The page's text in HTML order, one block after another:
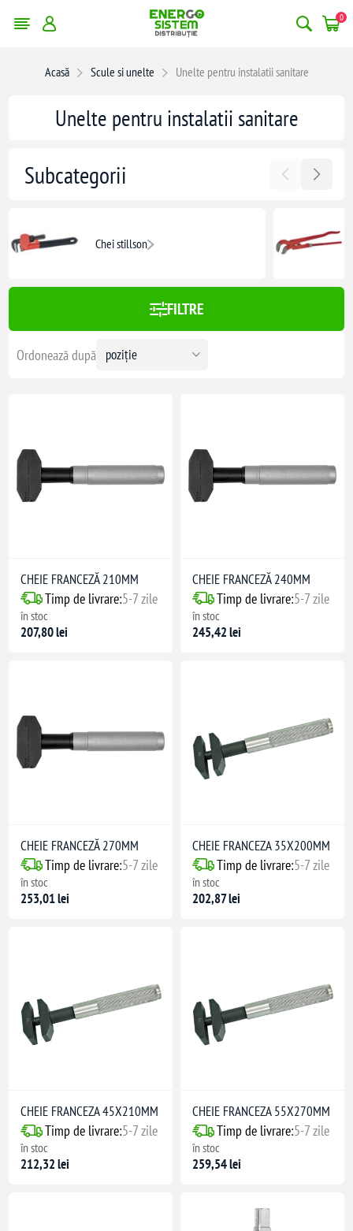
0
Acasă Scule si unelte Unelte pentru instalatii sanitare
filtrele
Unelte pentru instalatii sanitare
Subcategorii
Chei stillson
FILTRE
Ordonează după
CHEIE FRANCEZĂ 210MM
Timp de livrare:5-7 zile
în stoc
207,80 lei
CHEIE FRANCEZĂ 240MM
Timp de livrare:5-7 zile
în stoc
245,42 lei
CHEIE FRANCEZĂ 270MM
Timp de livrare:5-7 zile
în stoc
253,01 lei
CHEIE FRANCEZA 35X200MM
Timp de livrare:5-7 zile
în stoc
202,87 lei
CHEIE FRANCEZA 45X210MM
Timp de livrare:5-7 zile
în stoc
212,32 lei
CHEIE FRANCEZA 55X270MM
Timp de livrare:5-7 zile
în stoc
259,54 lei